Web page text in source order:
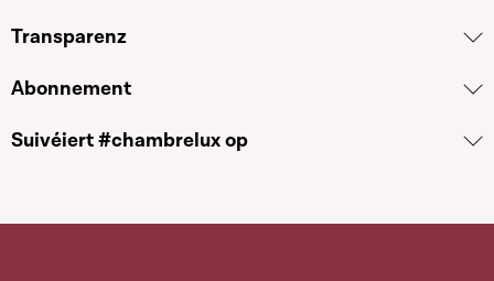
Transparenz
Abonnement
Suivéiert #chambrelux op